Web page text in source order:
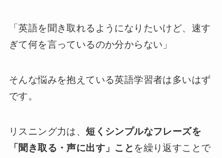
「英語を聞き取れるようになりたいけど、速す
ぎて何を言っているのか分からない」
そんな悩みを抱えている英語学習者は多いはず
です。
リスニング力は、短くシンプルなフレーズを
「聞き取る・声に出す」こと を繰り返すことで